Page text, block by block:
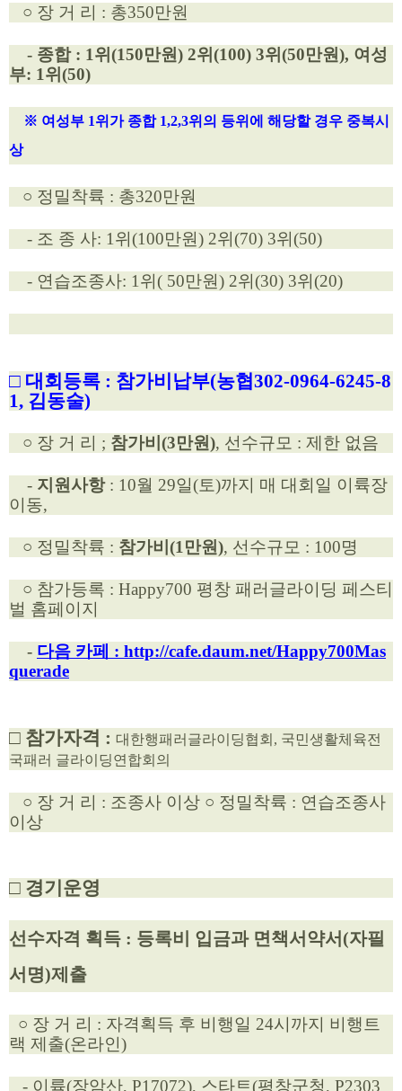
○ 장 거 리 : 총350만원
- 종합 : 1위(150만원) 2위(100) 3위(50만원), 여성
부: 1위(50)
※ 여성부 1위가 종합 1,2,3위의 등위에 해당할 경우 중복시
상
○ 정밀착륙 : 총320만원
- 조 종 사: 1위(100만원) 2위(70) 3위(50)
- 연습조종사: 1위( 50만원) 2위(30) 3위(20)
□ 대회등록 : 참가비납부(농협302-0964-6245-8
1, 김동술)
○ 장 거 리 ; 참가비(3만원), 선수규모 : 제한 없음
- 지원사항: 10월 29일(토)까지 매 대회일 이륙장
이동,
○ 정밀착륙 : 참가비(1만원), 선수규모 : 100명
○ 참가등록 : Happy700 평창 패러글라이딩 페스티
벌 홈페이지
- 다음 카페 : http://cafe.daum.net/Happy700Mas
querade
□ 참가자격 : 대한행패러글라이딩협회, 국민생활체육전
국패러 글라이딩연합회의
○ 장 거 리 : 조종사 이상 ○ 정밀착륙 : 연습조종사
이상
□ 경기운영
선수자격 획득 : 등록비 입금과 면책서약서(자필
서명)제출
○ 장 거 리 : 자격획득 후 비행일 24시까지 비행트
랙 제출(온라인)
- 이륙(장암산, P17072), 스타트(평창군청, P2303